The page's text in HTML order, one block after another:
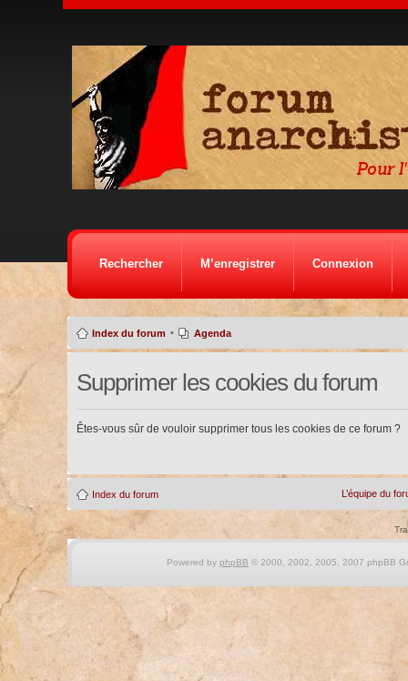
Rechercher M’enregistrer Connexion
Index du forum • Agenda
Supprimer les cookies du forum
Êtes-vous sûr de vouloir supprimer tous les cookies de ce forum ?
Index du forum L’équipe du
Powered by phpBB © 2000, 2002, 2005, 2007 phpBB